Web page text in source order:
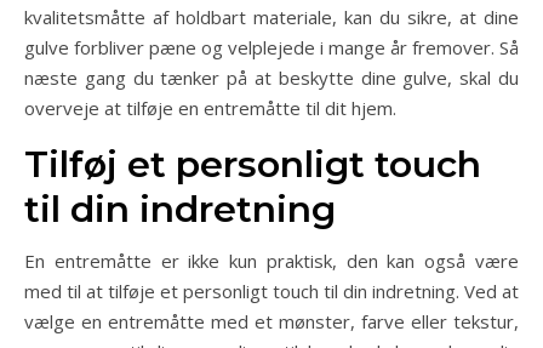
kvalitetsmåtte af holdbart materiale, kan du sikre, at dine
gulve forbliver pæne og velplejede i mange år fremover. Så
næste gang du tænker på at beskytte dine gulve, skal du
overveje at tilføje en entremåtte til dit hjem.
Tilføj et personligt touch
til din indretning
En entremåtte er ikke kun praktisk, den kan også være
med til at tilføje et personligt touch til din indretning. Ved at
vælge en entremåtte med et mønster, farve eller tekstur,